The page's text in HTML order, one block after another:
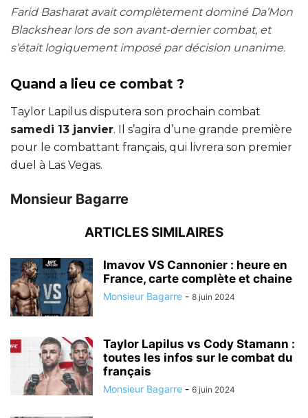
Farid Basharat avait complètement dominé Da’Mon
Blackshear lors de son avant-dernier combat, et
s’était logiquement imposé par décision unanime.
Quand a lieu ce combat ?
Taylor Lapilus disputera son prochain combat
samedi 13 janvier. Il s’agira d’une grande première
pour le combattant français, qui livrera son premier
duel à Las Vegas.
Monsieur Bagarre
ARTICLES SIMILAIRES
Imavov VS Cannonier : heure en
France, carte complète et chaine
Monsieur Bagarre - 8 juin 2024
Taylor Lapilus vs Cody Stamann :
toutes les infos sur le combat du
français
Monsieur Bagarre - 6 juin 2024